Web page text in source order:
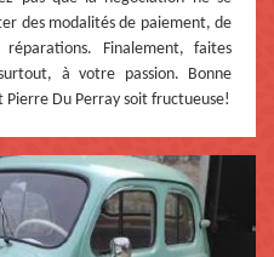
des modalités de paiement, de
Finalement, faites
à votre passion. Bonne
Du Perray soit fructueuse!